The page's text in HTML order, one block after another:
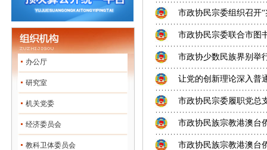
市政协民宗委组织召开
市政协民宗委联合市图
市政协少数民族界别举
让党的创新理论深入普
市政协民宗委履职党总
市政协民族宗教港澳台
市政协民族宗教港澳台
办公厅
研究室
机关党委
经济委员会
教科卫体委员会